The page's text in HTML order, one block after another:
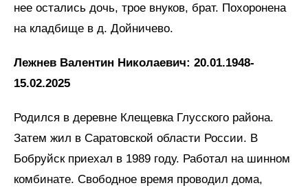
нее остались дочь, трое внуков, брат. Похоронена
на кладбище в д. Дойничево.
Лежнев Валентин Николаевич: 20.01.1948-
15.02.2025
Родился в деревне Клещевка Глусского района.
Затем жил в Саратовской области России. В
Бобруйск приехал в 1989 году. Работал на шинном
комбинате. Свободное время проводил дома,